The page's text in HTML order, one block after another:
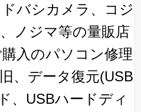
バシカメラ、コジ
ノジマ等の量販店
入のパソコン修理
、データ復元(USB
、USBハードディ